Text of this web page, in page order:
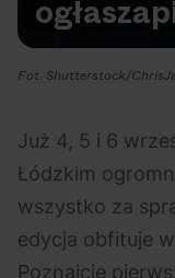
Na czasie
Polecane Scena Impostora
Kto jest
prawdziwym
ogłasza
Fot. Shutterstock/
Już 4, 5 i 6
Łódzkim
wszystko za
edycja obfituje
Poznajcie